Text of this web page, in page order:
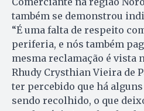
também se demonstrou
“É uma falta de respeito
periferia, e nós também
mesma reclamação é vista
Rhudy Crysthian Vieira de
ter percebido que há
sendo recolhido, o que